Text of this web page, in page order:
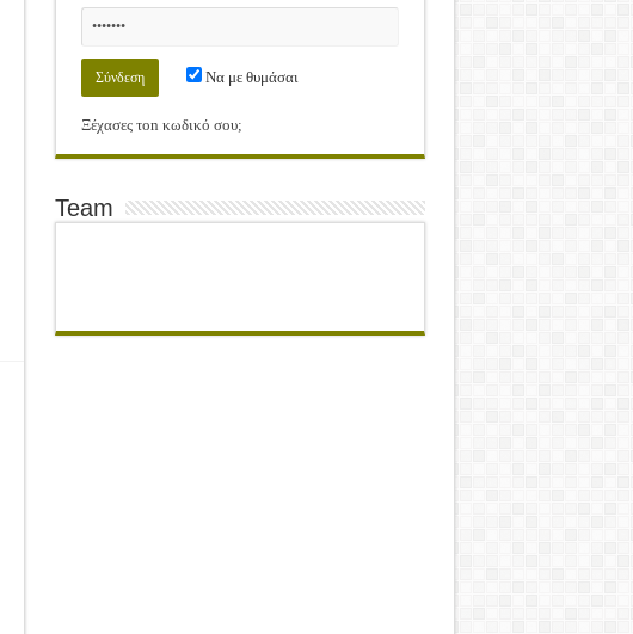
Να με θυμάσαι
Ξέχασες τοn κωδικό σου;
Team